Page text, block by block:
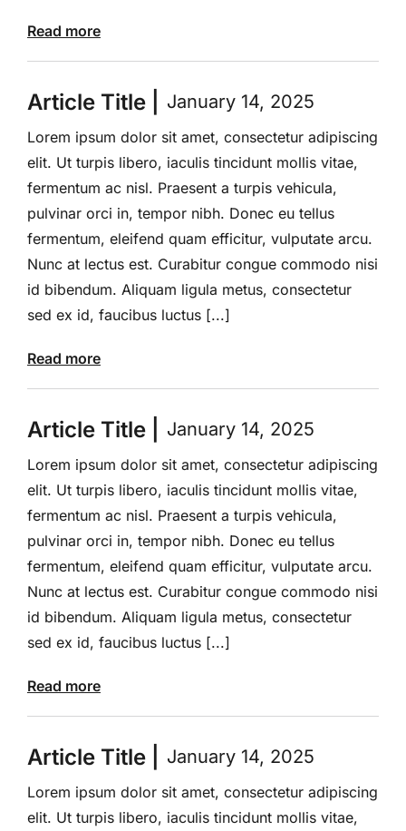
Read more
Article Title | January 14, 2025
Lorem ipsum dolor sit amet, consectetur adipiscing
elit. Ut turpis libero, iaculis tincidunt mollis vitae,
fermentum ac nisl. Praesent a turpis vehicula,
pulvinar orci in, tempor nibh. Donec eu tellus
fermentum, eleifend quam efficitur, vulputate arcu.
Nunc at lectus est. Curabitur congue commodo nisi
id bibendum. Aliquam ligula metus, consectetur
sed ex id, faucibus luctus [...]
Read more
Article Title | January 14, 2025
Lorem ipsum dolor sit amet, consectetur adipiscing
elit. Ut turpis libero, iaculis tincidunt mollis vitae,
fermentum ac nisl. Praesent a turpis vehicula,
pulvinar orci in, tempor nibh. Donec eu tellus
fermentum, eleifend quam efficitur, vulputate arcu.
Nunc at lectus est. Curabitur congue commodo nisi
id bibendum. Aliquam ligula metus, consectetur
sed ex id, faucibus luctus [...]
Read more
Article Title | January 14, 2025
Lorem ipsum dolor sit amet, consectetur adipiscing
elit. Ut turpis libero, iaculis tincidunt mollis vitae,